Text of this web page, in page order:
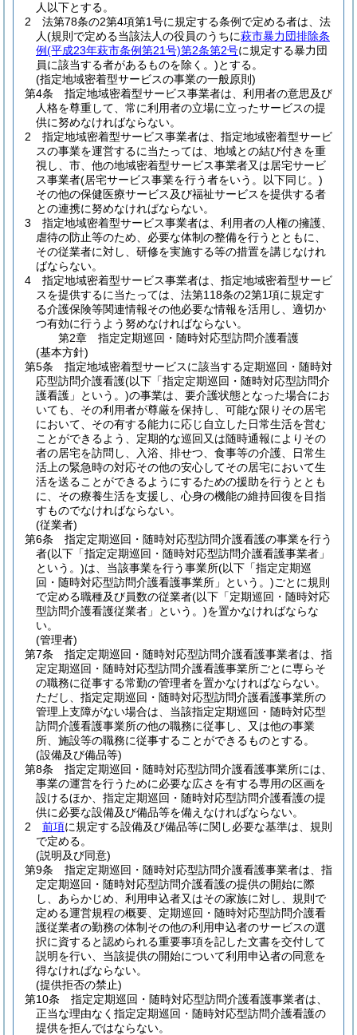
人以下とする。
2
法第78条の2第4項第1号に規定する条例で定める者は、法
人(規則で定める当該法人の役員のうちに萩市暴力団排除条
例(平成23年萩市条例第21号)第2条第2号に規定する暴力団
員に該当する者があるものを除く。)とする。
(指定地域密着型サービスの事業の一般原則)
第4条
指定地域密着型サービス事業者は、利用者の意思及び
人格を尊重して、常に利用者の立場に立ったサービスの提
供に努めなければならない。
2
指定地域密着型サービス事業者は、指定地域密着型サービ
スの事業を運営するに当たっては、地域との結び付きを重
視し、市、他の地域密着型サービス事業者又は居宅サービ
ス事業者(居宅サービス事業を行う者をいう。以下同じ。)
その他の保健医療サービス及び福祉サービスを提供する者
との連携に努めなければならない。
3
指定地域密着型サービス事業者は、利用者の人権の擁護、
虐待の防止等のため、必要な体制の整備を行うとともに、
その従業者に対し、研修を実施する等の措置を講じなけれ
ばならない。
4
指定地域密着型サービス事業者は、指定地域密着型サービ
スを提供するに当たっては、法第118条の2第1項に規定す
る介護保険等関連情報その他必要な情報を活用し、適切か
つ有効に行うよう努めなければならない。
第2章
指定定期巡回・随時対応型訪問介護看護
(基本方針)
第5条
指定地域密着型サービスに該当する定期巡回・随時対
応型訪問介護看護(以下「指定定期巡回・随時対応型訪問介
護看護」という。)の事業は、要介護状態となった場合にお
いても、その利用者が尊厳を保持し、可能な限りその居宅
において、その有する能力に応じ自立した日常生活を営む
ことができるよう、定期的な巡回又は随時通報によりその
者の居宅を訪問し、入浴、排せつ、食事等の介護、日常生
活上の緊急時の対応その他の安心してその居宅において生
活を送ることができるようにするための援助を行うととも
に、その療養生活を支援し、心身の機能の維持回復を目指
すものでなければならない。
(従業者)
第6条
指定定期巡回・随時対応型訪問介護看護の事業を行う
者(以下「指定定期巡回・随時対応型訪問介護看護事業者」
という。)は、当該事業を行う事業所(以下「指定定期巡
回・随時対応型訪問介護看護事業所」という。)ごとに規則
で定める職種及び員数の従業者(以下「定期巡回・随時対応
型訪問介護看護従業者」という。)を置かなければならな
い。
(管理者)
第7条
指定定期巡回・随時対応型訪問介護看護事業者は、指
定定期巡回・随時対応型訪問介護看護事業所ごとに専らそ
の職務に従事する常勤の管理者を置かなければならない。
ただし、指定定期巡回・随時対応型訪問介護看護事業所の
管理上支障がない場合は、当該指定定期巡回・随時対応型
訪問介護看護事業所の他の職務に従事し、又は他の事業
所、施設等の職務に従事することができるものとする。
(設備及び備品等)
第8条
指定定期巡回・随時対応型訪問介護看護事業所には、
事業の運営を行うために必要な広さを有する専用の区画を
設けるほか、指定定期巡回・随時対応型訪問介護看護の提
供に必要な設備及び備品等を備えなければならない。
2
前項に規定する設備及び備品等に関し必要な基準は、規則
で定める。
(説明及び同意)
第9条
指定定期巡回・随時対応型訪問介護看護事業者は、指
定定期巡回・随時対応型訪問介護看護の提供の開始に際
し、あらかじめ、利用申込者又はその家族に対し、規則で
定める運営規程の概要、定期巡回・随時対応型訪問介護看
護従業者の勤務の体制その他の利用申込者のサービスの選
択に資すると認められる重要事項を記した文書を交付して
説明を行い、当該提供の開始について利用申込者の同意を
得なければならない。
(提供拒否の禁止)
第10条
指定定期巡回・随時対応型訪問介護看護事業者は、
正当な理由なく指定定期巡回・随時対応型訪問介護看護の
提供を拒んではならない。